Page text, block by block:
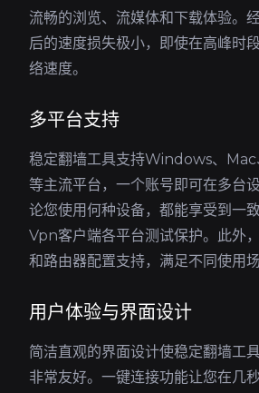
流畅的浏览、流媒体和下载体验。
后的速度损失极小，即使在高峰时
络速度。
多平台支持
稳定翻墙工具支持Windows、
等主流平台，一个账号即可在多台
论您使用何种设备，都能享受到一
Vpn客户端各平台测试保护。此外
和路由器配置支持，满足不同使用场
用户体验与界面设计
简洁直观的界面设计使稳定翻墙工
非常友好。一键连接功能让您在几